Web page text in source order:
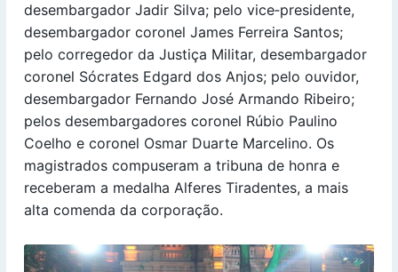
desembargador Jadir Silva; pelo vice‑presidente,
desembargador coronel James Ferreira Santos;
pelo corregedor da Justiça Militar, desembargador
coronel Sócrates Edgard dos Anjos; pelo ouvidor,
desembargador Fernando José Armando Ribeiro;
pelos desembargadores coronel Rúbio Paulino
Coelho e coronel Osmar Duarte Marcelino. Os
magistrados compuseram a tribuna de honra e
receberam a medalha Alferes Tiradentes, a mais
alta comenda da corporação.